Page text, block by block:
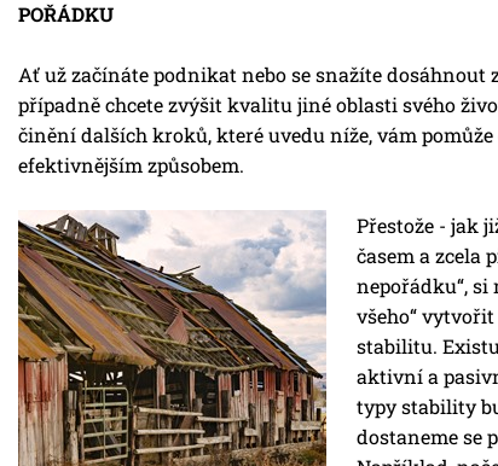
POŘÁDKU
Ať už začínáte podnikat nebo se snažíte dosáhnout
případně chcete zvýšit kvalitu jiné oblasti svého
činění dalších kroků, které uvedu níže, vám
efektivnějším způsobem.
Přestože - jak
časem a zcela
nepořádku“, si
všeho“
stabilitu.
aktivní a
typy stability
dostaneme se